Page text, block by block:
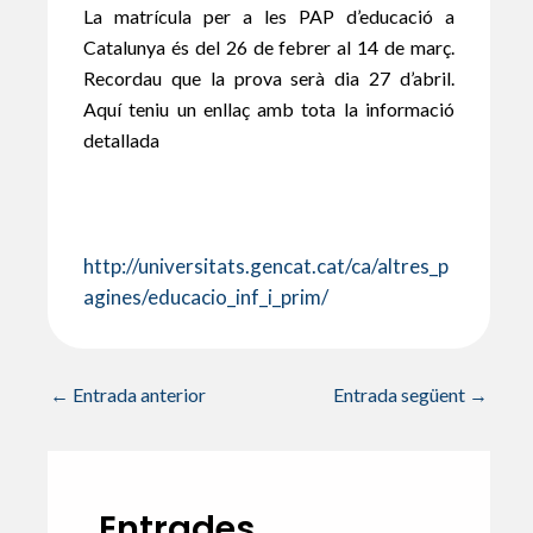
La matrícula per a les PAP d’educació a
Catalunya és del 26 de febrer al 14 de març.
Recordau que la prova serà dia 27 d’abril.
Aquí teniu un enllaç amb tota la informació
detallada
http://universitats.gencat.cat/ca/altres_p
agines/educacio_inf_i_prim/
← Entrada anterior Entrada següent →